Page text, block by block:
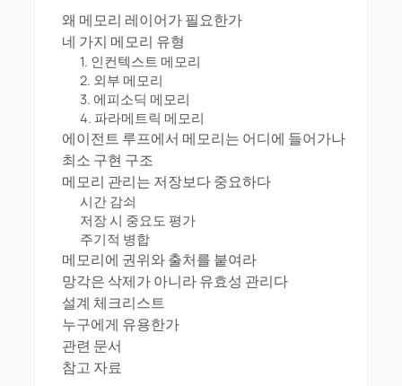
왜 메모리 레이어가 필요한가
네 가지 메모리 유형
1. 인컨텍스트 메모리
2. 외부 메모리
3. 에피소딕 메모리
4. 파라메트릭 메모리
에이전트 루프에서 메모리는 어디에 들어가나
최소 구현 구조
메모리 관리는 저장보다 중요하다
시간 감쇠
저장 시 중요도 평가
주기적 병합
메모리에 권위와 출처를 붙여라
망각은 삭제가 아니라 유효성 관리다
설계 체크리스트
누구에게 유용한가
관련 문서
참고 자료